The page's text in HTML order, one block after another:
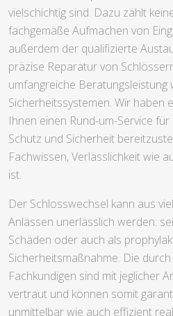
vielschichtig sind. Dazu zählt
fachgemäße Aufmachen von
außerdem der qualifizierte
präzise Reparatur von
umfangreiche
Sicherheitssystemen. Wir haben
Ihnen einen Rund-um-Service
Schutz und Sicherheit
Fachwissen, Verlässlichkeit wie
ist.
Der Schlosswechsel kann aus
Anlässen unerlässlich werden:
Schäden oder auch als
Sicherheitsmaßnahme. Die
Fachkundigen sind mit jeglicher
vertraut und können somit
unmittelbar wie auch effizient